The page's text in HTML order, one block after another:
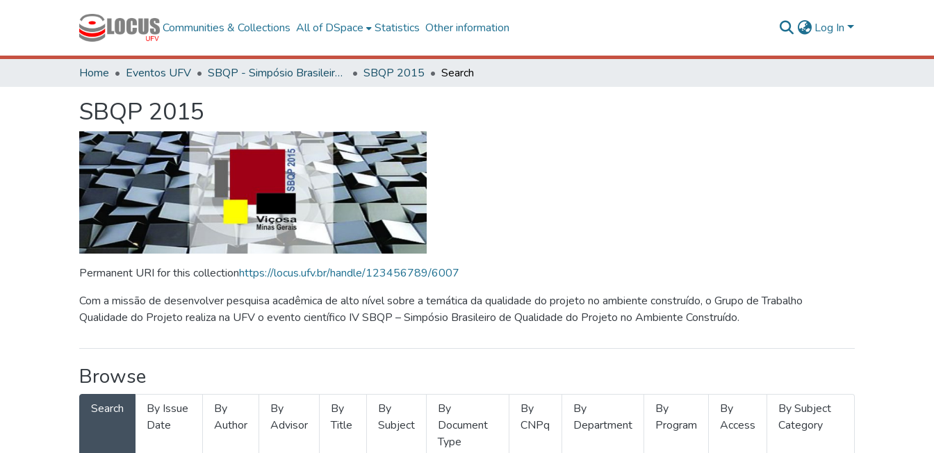
Communities & Collections All of DSpace Statistics Other information Log In
Home Eventos UFV SBQP - Simpósio Brasileiro de Qualidade do Projeto no Ambiente Construído SBQP 2015 Search
SBQP 2015
Permanent URI for this collectionhttps://locus.ufv.br/handle/123456789/6007
Com a missão de desenvolver pesquisa acadêmica de alto nível sobre a temática da qualidade do projeto no ambiente construído, o Grupo de Trabalho
Qualidade do Projeto realiza na UFV o evento científico IV SBQP – Simpósio Brasileiro de Qualidade do Projeto no Ambiente Construído.
Browse
Search
By Issue
Date
By
Author
By
Advisor
By
Title
By
Subject
By
Document
Type
By
CNPq
By
Department
By
Program
By
Access
By Subject
Category